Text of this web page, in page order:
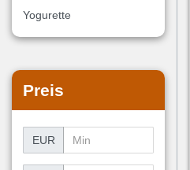
Yogurette
Preis
EUR